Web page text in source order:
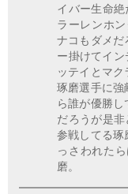
イバー生命
ラーレンホ
ナコもダメだ
ー掛けてイ
ッテイとマク
琢磨選手に強
ら誰が優勝
だろうが是
参戦してる琢
っさわれた
磨。